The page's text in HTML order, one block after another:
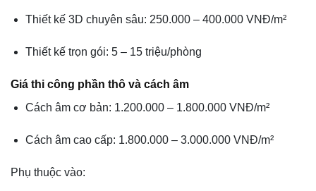
Thiết kế 3D chuyên sâu: 250.000 – 400.000 VNĐ/m²
Thiết kế trọn gói: 5 – 15 triệu/phòng
Giá thi công phần thô và cách âm
Cách âm cơ bản: 1.200.000 – 1.800.000 VNĐ/m²
Cách âm cao cấp: 1.800.000 – 3.000.000 VNĐ/m²
Phụ thuộc vào: